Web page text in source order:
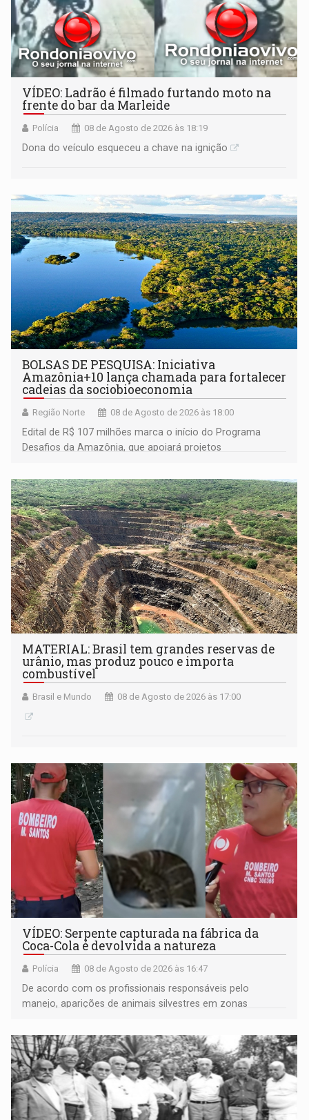
VÍDEO: Ladrão é filmado furtando moto na
frente do bar da Marleide
Polícia 08 de Agosto de 2026 às 18:19
Dona do veículo esqueceu a chave na ignição
BOLSAS DE PESQUISA: Iniciativa
Amazônia+10 lança chamada para fortalecer
cadeias da sociobioeconomia
Região Norte 08 de Agosto de 2026 às 18:00
Edital de R$ 107 milhões marca o início do Programa
Desafios da Amazônia, que apoiará projetos
submissão de pré-propostas poderá ser feita até 1º de
setembro
MATERIAL: Brasil tem grandes reservas de
urânio, mas produz pouco e importa
combustível
Brasil e Mundo 08 de Agosto de 2026 às 17:00
VÍDEO: Serpente capturada na fábrica da
Coca-Cola é devolvida a natureza
Polícia 08 de Agosto de 2026 às 16:47
De acordo com os profissionais responsáveis pelo
manejo, aparições de animais silvestres em zonas